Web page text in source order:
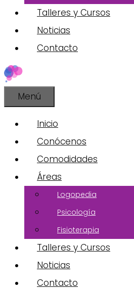
Talleres y Cursos
Noticias
Contacto
Menú
Inicio
Conócenos
Comodidades
Áreas
Logopedia
Psicología
Fisioterapia
Talleres y Cursos
Noticias
Contacto